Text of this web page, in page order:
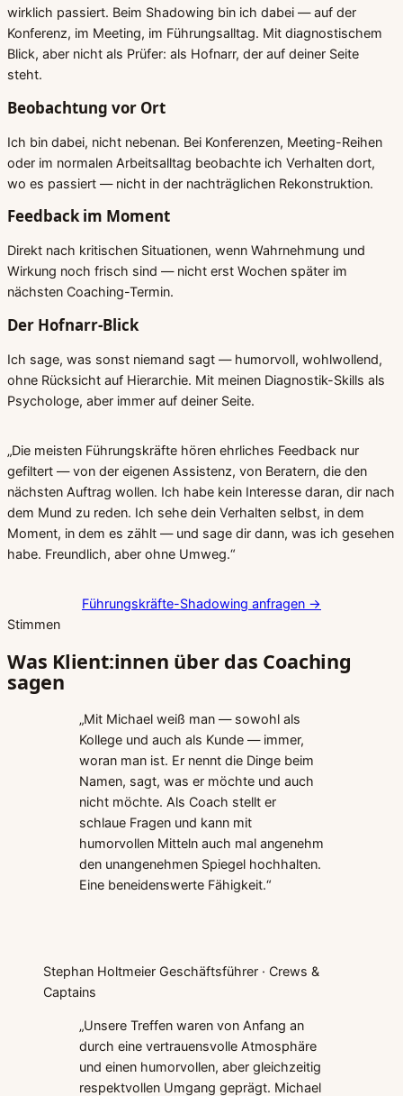
wirklich passiert. Beim Shadowing bin ich dabei — auf der
Konferenz, im Meeting, im Führungsalltag. Mit diagnostischem
Blick, aber nicht als Prüfer: als Hofnarr, der auf deiner Seite
steht.
Beobachtung vor Ort
Ich bin dabei, nicht nebenan. Bei Konferenzen, Meeting-Reihen
oder im normalen Arbeitsalltag beobachte ich Verhalten dort,
wo es passiert — nicht in der nachträglichen Rekonstruktion.
Feedback im Moment
Direkt nach kritischen Situationen, wenn Wahrnehmung und
Wirkung noch frisch sind — nicht erst Wochen später im
nächsten Coaching-Termin.
Der Hofnarr-Blick
Ich sage, was sonst niemand sagt — humorvoll, wohlwollend,
ohne Rücksicht auf Hierarchie. Mit meinen Diagnostik-Skills als
Psychologe, aber immer auf deiner Seite.
„Die meisten Führungskräfte hören ehrliches Feedback nur
gefiltert — von der eigenen Assistenz, von Beratern, die den
nächsten Auftrag wollen. Ich habe kein Interesse daran, dir nach
dem Mund zu reden. Ich sehe dein Verhalten selbst, in dem
Moment, in dem es zählt — und sage dir dann, was ich gesehen
habe. Freundlich, aber ohne Umweg.“
Führungskräfte-Shadowing anfragen →
Stimmen
Was Klient:innen über das Coaching
sagen
„Mit Michael weiß man — sowohl als
Kollege und auch als Kunde — immer,
woran man ist. Er nennt die Dinge beim
Namen, sagt, was er möchte und auch
nicht möchte. Als Coach stellt er
schlaue Fragen und kann mit
humorvollen Mitteln auch mal angenehm
den unangenehmen Spiegel hochhalten.
Eine beneidenswerte Fähigkeit.“
Stephan Holtmeier Geschäftsführer · Crews &
Captains
„Unsere Treffen waren von Anfang an
durch eine vertrauensvolle Atmosphäre
und einen humorvollen, aber gleichzeitig
respektvollen Umgang geprägt. Michael